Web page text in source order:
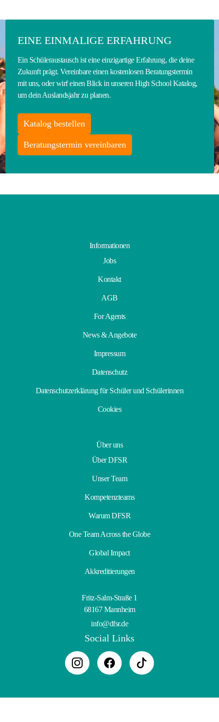
EINE EINMALIGE ERFAHRUNG
Ein Schüleraustausch ist eine einzigartige Erfahrung, die deine
Zukunft prägt. Vereinbare einen kostenlosen Beratungstermin
mit uns, oder wirf einen Blick in unseren High School Katalog,
um dein Auslandsjahr zu planen.
Katalog bestellen
Beratungstermin vereinbaren
Informationen
Jobs
Kontakt
AGB
For Agents
News & Angebote
Impressum
Datenschutz
Datenschutzerklärung für Schüler und Schülerinnen
Cookies
Über uns
Über DFSR
Unser Team
Kompetenzteams
Warum DFSR
One Team Across the Globe
Global Impact
Akkreditierungen
Fritz-Salm-Straße 1
68167 Mannheim
info@dfsr.de
Social Links